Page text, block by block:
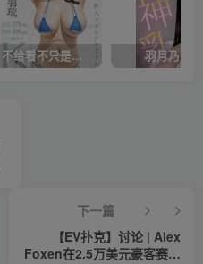
不给看不只是吊胃口！K奶的みなと羽琉(凑羽琉)原来是无码妹「水原圣子」？【EV棋牌】
下一篇
【EV扑克】讨论 | Alex
Foxen在2.5万美元豪客赛中